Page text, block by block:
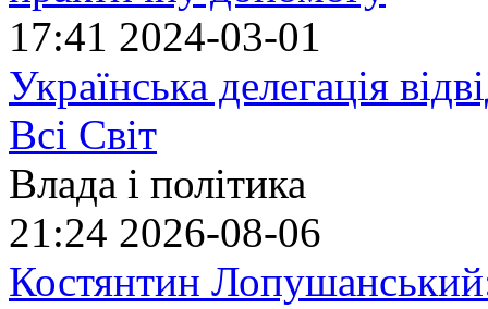
17:41 2024-03-01
Українська делегація
Всі Світ
Влада і політика
21:24 2026-08-06
Костянтин